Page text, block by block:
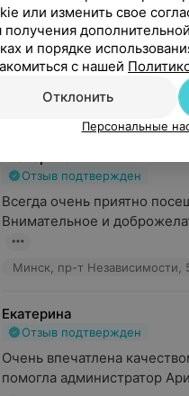
Станислав
Отзыв подтвержден
Обратился к доктору
дня, самолечение не
Минск, пр-т Независимости,
Отзыв подтвержден
Всегда очень приятно
Внимательное и
Минск, пр-т Независимости,
Екатерина
Отзыв подтвержден
Очень впечатлена
помогла администратор
или изменить свое
получения
и порядке
с нашей
Отклонить
Персональные